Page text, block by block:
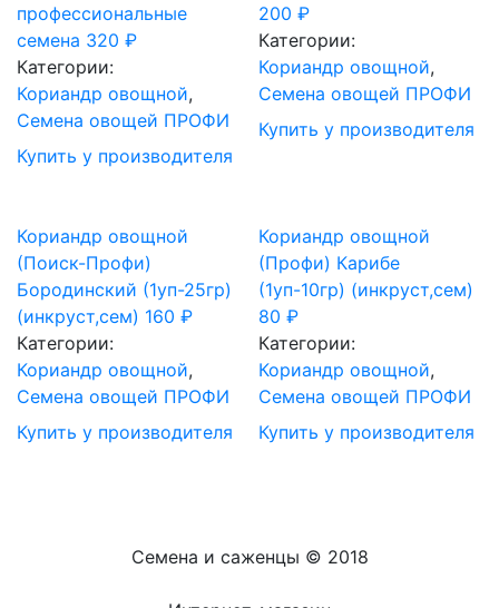
профессиональные
семена 320 ₽
Категории:
Кориандр овощной,
Семена овощей ПРОФИ
Купить у производителя
200₽
Категории:
Кориандр овощной,
Семена овощей ПРОФИ
Купить у производителя
Кориандр овощной
(Поиск-Профи)
Бородинский (1уп-25гр)
(инкруст,сем) 160 ₽
Категории:
Кориандр овощной,
Семена овощей ПРОФИ
Купить у производителя
Кориандр овощной
(Профи) Карибе
(1уп-10гр) (инкруст,сем)
80₽
Категории:
Кориандр овощной,
Семена овощей ПРОФИ
Купить у производителя
Семена и саженцы © 2018